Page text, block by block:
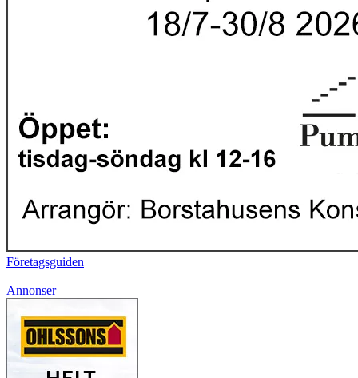
Företagsguiden
Annonser